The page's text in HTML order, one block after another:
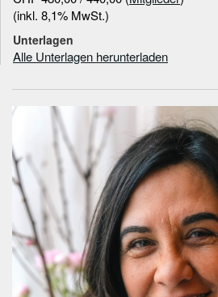
(inkl. 8,1% MwSt.)
Unterlagen
Alle Unterlagen herunterladen
Informationen zum
Referenten